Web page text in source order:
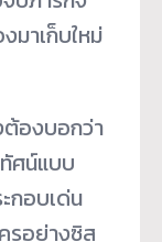
มาเก็บใหม่
ต้องบอกว่า
ศน์แบบ
กอบเด่น
รอย่างซิส